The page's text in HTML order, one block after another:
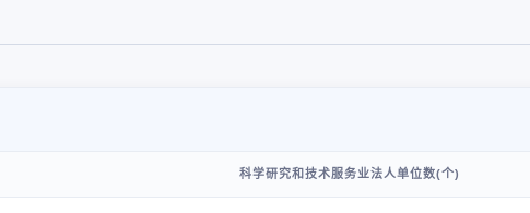
科学研究和技术服务业法人单位数(个)